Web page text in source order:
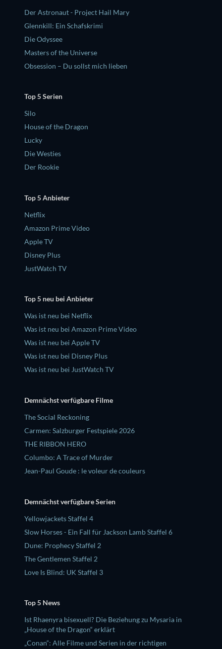
Der Astronaut - Project Hail Mary
Glennkill: Ein Schafskrimi
Die Odyssee
Masters of the Universe
Obsession – Du sollst mich lieben
Top 5 Serien
Silo
House of the Dragon
Lucky
Die Westies
Der Rookie
Top 5 Anbieter
Netflix
Amazon Prime Video
Apple TV
Disney Plus
JustWatch TV
Top 5 neu bei Anbieter
Was ist neu bei Netflix
Was ist neu bei Amazon Prime Video
Was ist neu bei Apple TV
Was ist neu bei Disney Plus
Was ist neu bei JustWatch TV
Demnächst verfügbare Filme
The Social Reckoning
Carmen: Salzburger Festspiele 2026
THE RIBBON HERO
Columbo: A Trace of Murder
Jean-Paul Goude : le voleur de couleurs
Demnächst verfügbare Serien
Yellowjackets Staffel 4
Slow Horses - Ein Fall für Jackson Lamb Staffel 6
Dune: Prophecy Staffel 2
The Gentlemen Staffel 2
Love Is Blind: UK Staffel 3
Top 5 News
Ist Rhaenyra bisexuell? Die Beziehung zu Mysaria in
„House of the Dragon“ erklärt
„Conan“: Alle Filme und Serien in der richtigen